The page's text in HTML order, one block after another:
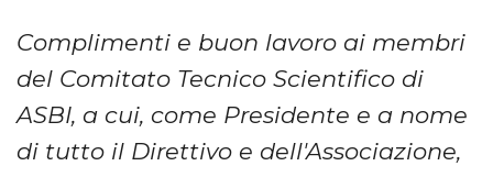
Complimenti e buon lavoro ai membri
del Comitato Tecnico Scientifico di
ASBI, a cui, come Presidente e a nome
di tutto il Direttivo e dell'Associazione,